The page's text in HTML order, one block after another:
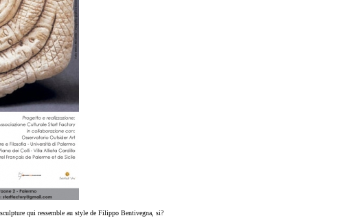
qui ressemble au style de Filippo Bentivegna, si?